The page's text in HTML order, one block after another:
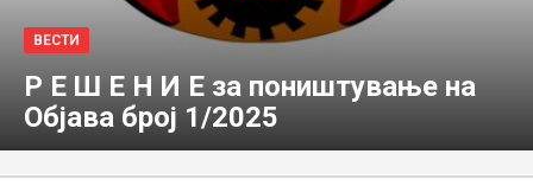
ВЕСТИ
Р Е Ш Е Н И Е за поништување на
Објава број 1/2025